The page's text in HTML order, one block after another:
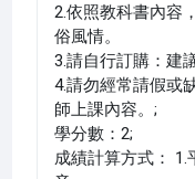
2.依照教科書內容
俗風情。
3.請自行訂購：建
4.請勿經常請假或
師上課內容。;
學分數：2;
成績計算方式： 1.